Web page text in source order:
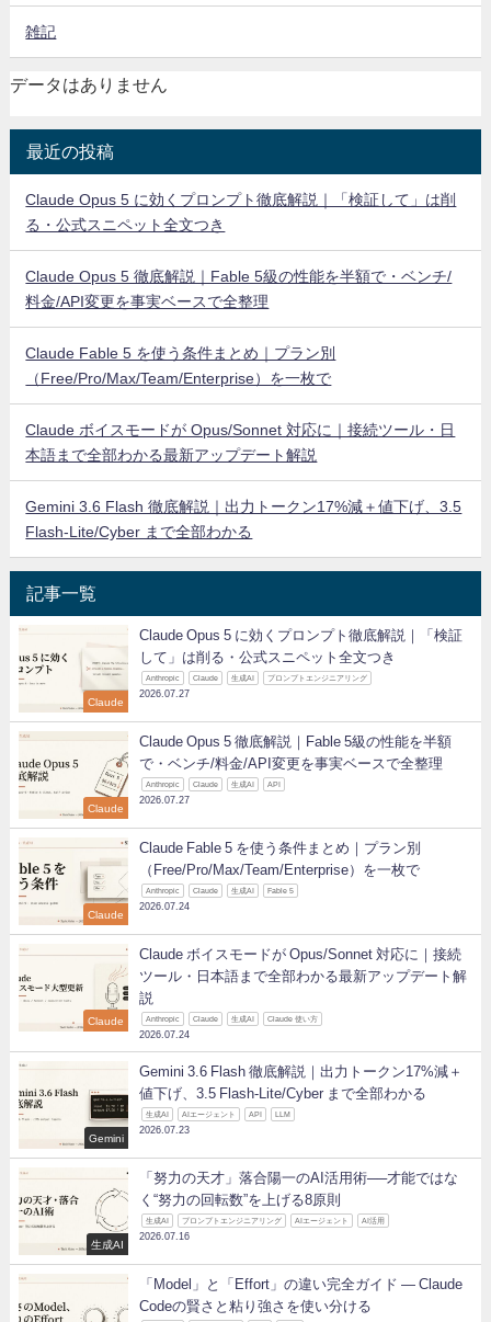
雑記
データはありません
最近の投稿
Claude Opus 5 に効くプロンプト徹底解説｜「検証して」は削
る・公式スニペット全文つき
Claude Opus 5 徹底解説｜Fable 5級の性能を半額で・ベンチ/
料金/API変更を事実ベースで全整理
Claude Fable 5 を使う条件まとめ｜プラン別
（Free/Pro/Max/Team/Enterprise）を一枚で
Claude ボイスモードが Opus/Sonnet 対応に｜接続ツール・日
本語まで全部わかる最新アップデート解説
Gemini 3.6 Flash 徹底解説｜出力トークン17%減＋値下げ、3.5
Flash-Lite/Cyber まで全部わかる
記事一覧
Claude
Claude Opus 5 に効くプロンプト徹底解説｜「検証
して」は削る・公式スニペット全文つき
Anthropic Claude 生成AI プロンプトエンジニアリング
2026.07.27
Claude
Claude Opus 5 徹底解説｜Fable 5級の性能を半額
で・ベンチ/料金/API変更を事実ベースで全整理
Anthropic Claude 生成AI API
2026.07.27
Claude
Claude Fable 5 を使う条件まとめ｜プラン別
（Free/Pro/Max/Team/Enterprise）を一枚で
Anthropic Claude 生成AI Fable 5
2026.07.24
Claude
Claude ボイスモードが Opus/Sonnet 対応に｜接続
ツール・日本語まで全部わかる最新アップデート解
説
Anthropic Claude 生成AI Claude 使い方
2026.07.24
Gemini
Gemini 3.6 Flash 徹底解説｜出力トークン17%減＋
値下げ、3.5 Flash-Lite/Cyber まで全部わかる
生成AI AIエージェント API LLM
2026.07.23
生成AI
「努力の天才」落合陽一のAI活用術──才能ではな
く“努力の回転数”を上げる8原則
生成AI プロンプトエンジニアリング AIエージェント AI活用
2026.07.16
「Model」と「Effort」の違い完全ガイド ― Claude
Codeの賢さと粘り強さを使い分ける